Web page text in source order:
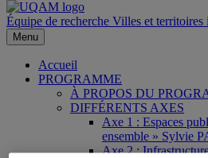
Équipe de recherche Villes et
Menu
Accueil
PROGRAMME
À PROPOS DU
DIFFÉRENTS AXES
Axe 1 : Espaces
ensemble » Sylvie
Axe 2 :